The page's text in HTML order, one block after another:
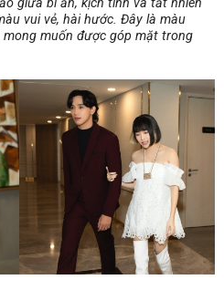
giữa bí ẩn, kịch tính và tất nhiên
vui vẻ, hài hước. Đây là màu
muốn được góp mặt trong